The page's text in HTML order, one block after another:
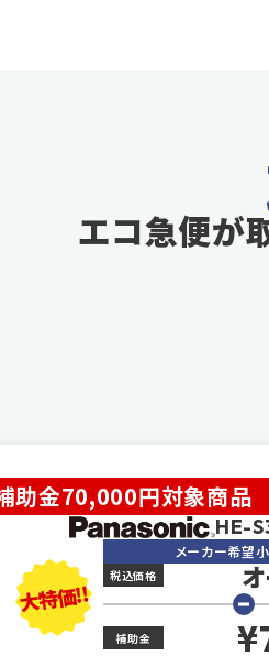
エコ急便が
助金70,000円対象商品
HE-
大特価!!
メーカー希望
税込価格
補助金